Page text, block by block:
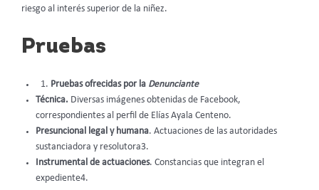
riesgo al interés superior de la niñez.
Pruebas
Pruebas ofrecidas por la Denunciante
Técnica. Diversas imágenes obtenidas de Facebook,
correspondientes al perfil de Elías Ayala Centeno.
Presuncional legal y humana. Actuaciones de las autoridades
sustanciadora y resolutora3.
Instrumental de actuaciones. Constancias que integran el
expediente4.